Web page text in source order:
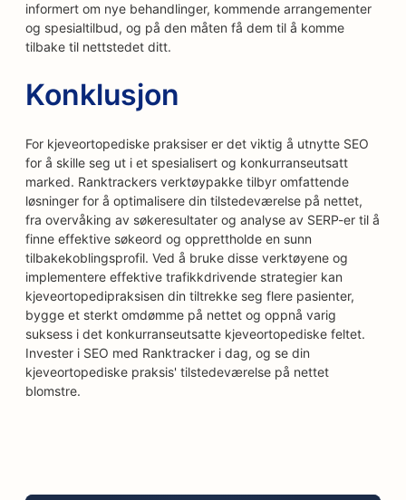
informert om nye behandlinger, kommende arrangementer
og spesialtilbud, og på den måten få dem til å komme
tilbake til nettstedet ditt.
Konklusjon
For kjeveortopediske praksiser er det viktig å utnytte SEO
for å skille seg ut i et spesialisert og konkurranseutsatt
marked. Ranktrackers verktøypakke tilbyr omfattende
løsninger for å optimalisere din tilstedeværelse på nettet,
fra overvåking av søkeresultater og analyse av SERP-er til å
finne effektive søkeord og opprettholde en sunn
tilbakekoblingsprofil. Ved å bruke disse verktøyene og
implementere effektive trafikkdrivende strategier kan
kjeveortopedipraksisen din tiltrekke seg flere pasienter,
bygge et sterkt omdømme på nettet og oppnå varig
suksess i det konkurranseutsatte kjeveortopediske feltet.
Invester i SEO med Ranktracker i dag, og se din
kjeveortopediske praksis' tilstedeværelse på nettet
blomstre.